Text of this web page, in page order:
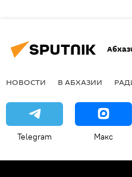
НОВОСТИ В АБХАЗИИ
Telegram Макс